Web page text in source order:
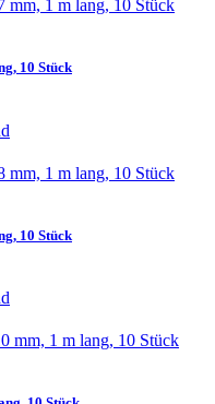
10 Stück
10 Stück